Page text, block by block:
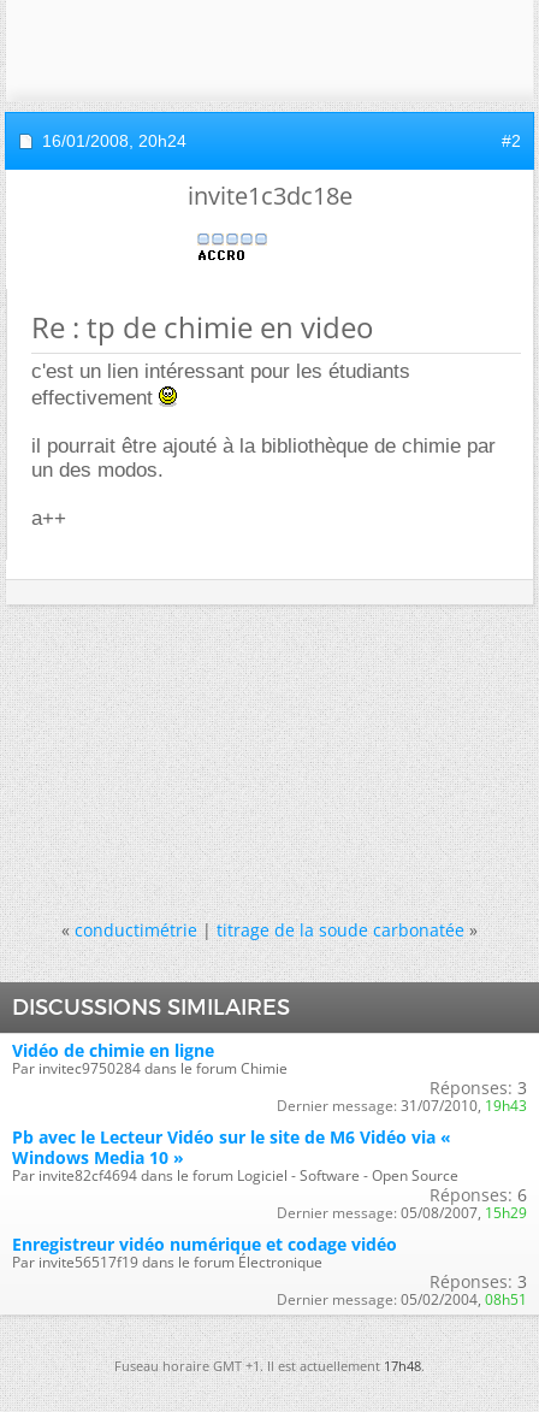
16/01/2008, 20h24 #2
invite1c3dc18e
Re : tp de chimie en video
c'est un lien intéressant pour les étudiants
effectivement
il pourrait être ajouté à la bibliothèque de chimie par
un des modos.
a++
« conductimétrie|titrage de la soude carbonatée »
DISCUSSIONS SIMILAIRES
Vidéo de chimie en ligne
Par invitec9750284 dans le forum Chimie
Réponses: 3
Dernier message: 31/07/2010, 19h43
Pb avec le Lecteur Vidéo sur le site de M6 Vidéo via «
Windows Media 10 »
Par invite82cf4694 dans le forum Logiciel - Software - Open Source
Réponses: 6
Dernier message: 05/08/2007, 15h29
Enregistreur vidéo numérique et codage vidéo
Par invite56517f19 dans le forum Électronique
Réponses: 3
Dernier message: 05/02/2004, 08h51
Fuseau horaire GMT +1. Il est actuellement17h48.